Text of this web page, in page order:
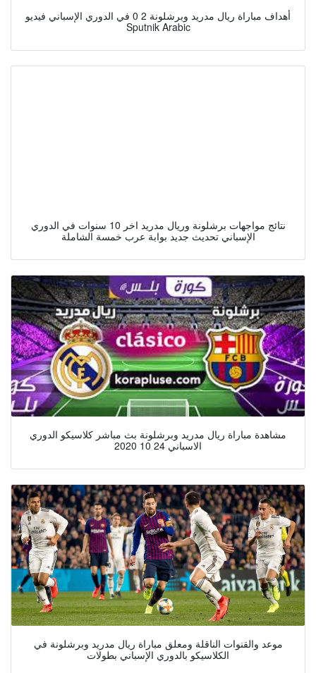
أهداف مباراة ريال مدريد وبرشلونة 2 0 في الدوري الإسباني فيديو
Sputnik Arabic
نتائج مواجهات برشلونة وريال مدريد اخر 10 سنوات في الدوري
الإسباني تحديث جديد بوابة عرب خمسة الشاملة
مشاهدة مباراة ريال مدريد وبرشلونة بث مباشر كلاسيكو الدوري
الاسباني 24 10 2020
موعد والقنوات الناقلة ومعلق مباراة ريال مدريد وبرشلونة في
الكلاسيكو بالدوري الإسباني بطولات